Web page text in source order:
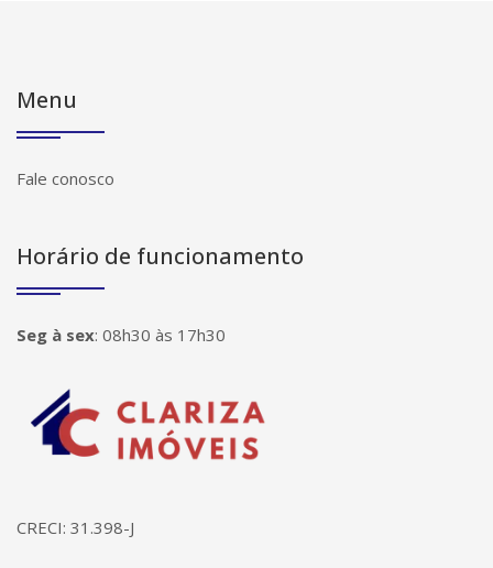
Menu
Fale conosco
Horário de funcionamento
Seg à sex: 08h30 às 17h30
Página inicial
CRECI: 31.398-J